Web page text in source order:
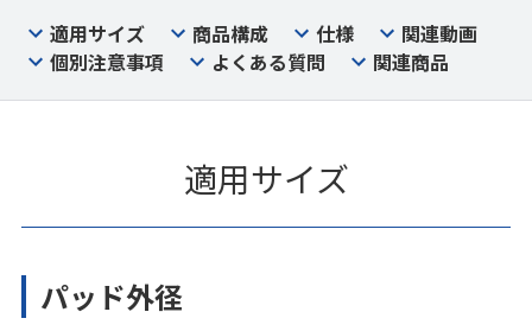
適用サイズ 商品構成 仕様
関連動画
個別注意事項
よくある質問 関連商品
適用サイズ
パッド外径